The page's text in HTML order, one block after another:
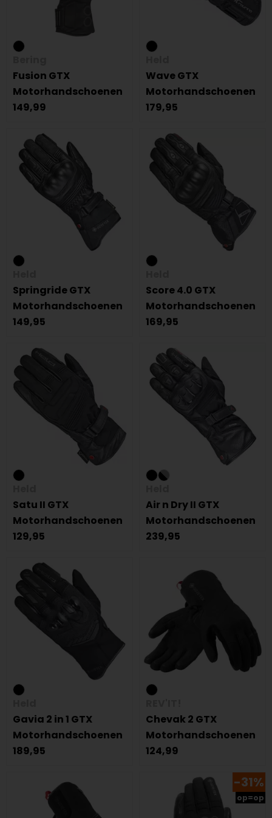
Fusion GTX
Motorhandschoenen
149,99
Wave GTX
Motorhandschoenen
179,95
Springride GTX
Motorhandschoenen
149,95
Score 4.0 GTX
Motorhandschoenen
169,95
Satu II GTX
Motorhandschoenen
129,95
Air n Dry II GTX
Motorhandschoenen
239,95
Gavia 2 in 1 GTX
Motorhandschoenen
189,95
Chevak 2 GTX
Motorhandschoenen
124,99
-31%
op=op